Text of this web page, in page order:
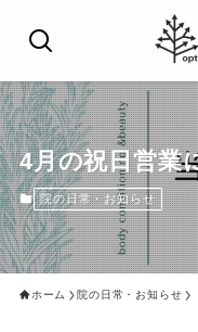
4月の祝日営業
院の日常・お知らせ
ホーム 院の日常・お知らせ